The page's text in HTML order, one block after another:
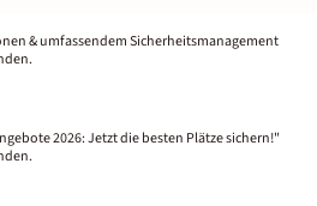
& umfassendem Sicherheitsmanagement
2026: Jetzt die besten Plätze sichern!"